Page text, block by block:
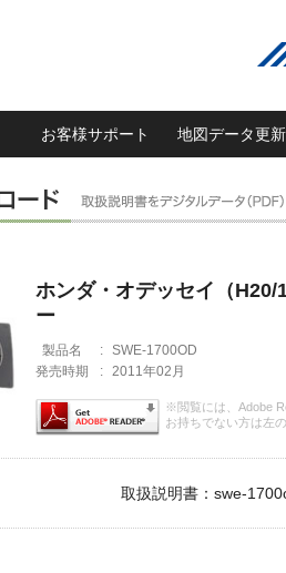
お客様サポート 地図データ更新
ホンダ・オデッセイ（
ー
製品名 : SWE-1700OD
発売時期
: 2011年02月
※閲覧には、Adobe
お持ちでない方は左
取扱説明書：swe-